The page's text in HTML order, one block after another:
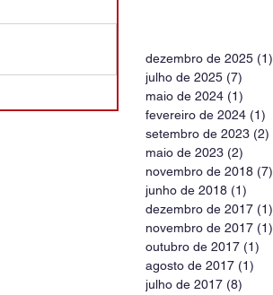
dezembro de 2025 (1)
julho de 2025 (7)
maio de 2024 (1)
fevereiro de 2024 (1)
setembro de 2023 (2)
maio de 2023 (2)
novembro de 2018 (7)
junho de 2018 (1)
dezembro de 2017 (1)
novembro de 2017 (1)
outubro de 2017 (1)
agosto de 2017 (1)
julho de 2017 (8)